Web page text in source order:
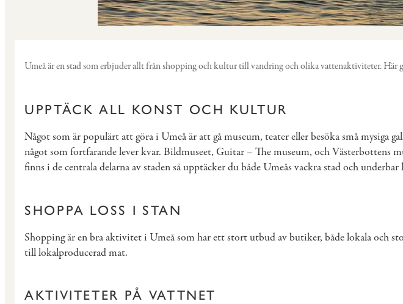
Umeå är en stad som erbjuder allt från shopping och kultur till vandring och olika vattenaktiviteter. Här
UPPTÄCK ALL KONST OCH KULTUR
Något som är populärt att göra i Umeå är att gå museum, teater eller besöka små
något som fortfarande lever kvar. Bildmuseet, Guitar – The museum, och Västerbottens
finns i de centrala delarna av staden så upptäcker du både Umeås vackra stad och underbar
SHOPPA LOSS I STAN
Shopping är en bra aktivitet i Umeå som har ett stort utbud av butiker, både lokala och
till lokalproducerad mat.
AKTIVITETER PÅ VATTNET